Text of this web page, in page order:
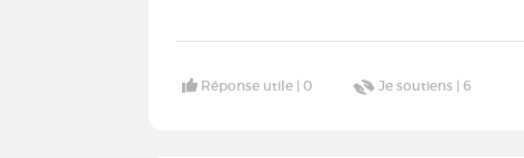
Réponse utile |0 Je soutiens |6